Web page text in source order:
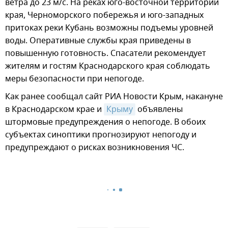
ветра до 23 м/с. На реках юго-восточной территории
края, Черноморского побережья и юго-западных
притоках реки Кубань возможны подъемы уровней
воды. Оперативные службы края приведены в
повышенную готовность. Спасатели рекомендует
жителям и гостям Краснодарского края соблюдать
меры безопасности при непогоде.
Как ранее сообщал сайт РИА Новости Крым, накануне
в Краснодарском крае и Крыму объявлены
штормовые предупреждения о непогоде. В обоих
субъектах синоптики прогнозируют непогоду и
предупреждают о рисках возникновения ЧС.